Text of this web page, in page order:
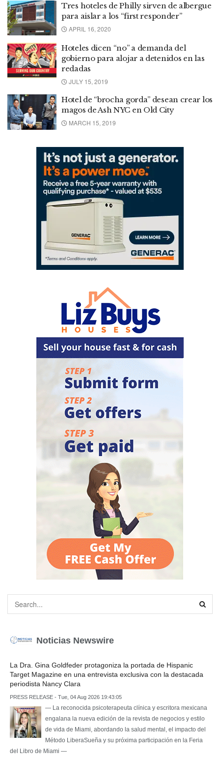
Tres hoteles de Philly sirven de albergue
para aislar a los “first responder”
APRIL 16, 2020
Hoteles dicen “no” a demanda del
gobierno para alojar a detenidos en las
redadas
JULY 15, 2019
Hotel de “brocha gorda” desean crear los
magos de Ash NYC en Old City
MARCH 15, 2019
Noticias Newswire
La Dra. Gina Goldfeder protagoniza la portada de Hispanic
Target Magazine en una entrevista exclusiva con la destacada
periodista Nancy Clara
PRESS RELEASE - Tue, 04 Aug 2026 19:43:05
— La reconocida psicoterapeuta clínica y escritora mexicana
engalana la nueva edición de la revista de negocios y estilo
de vida de Miami, abordando la salud mental, el impacto del
Método LiberaSueña y su próxima participación en la Feria
del Libro de Miami —